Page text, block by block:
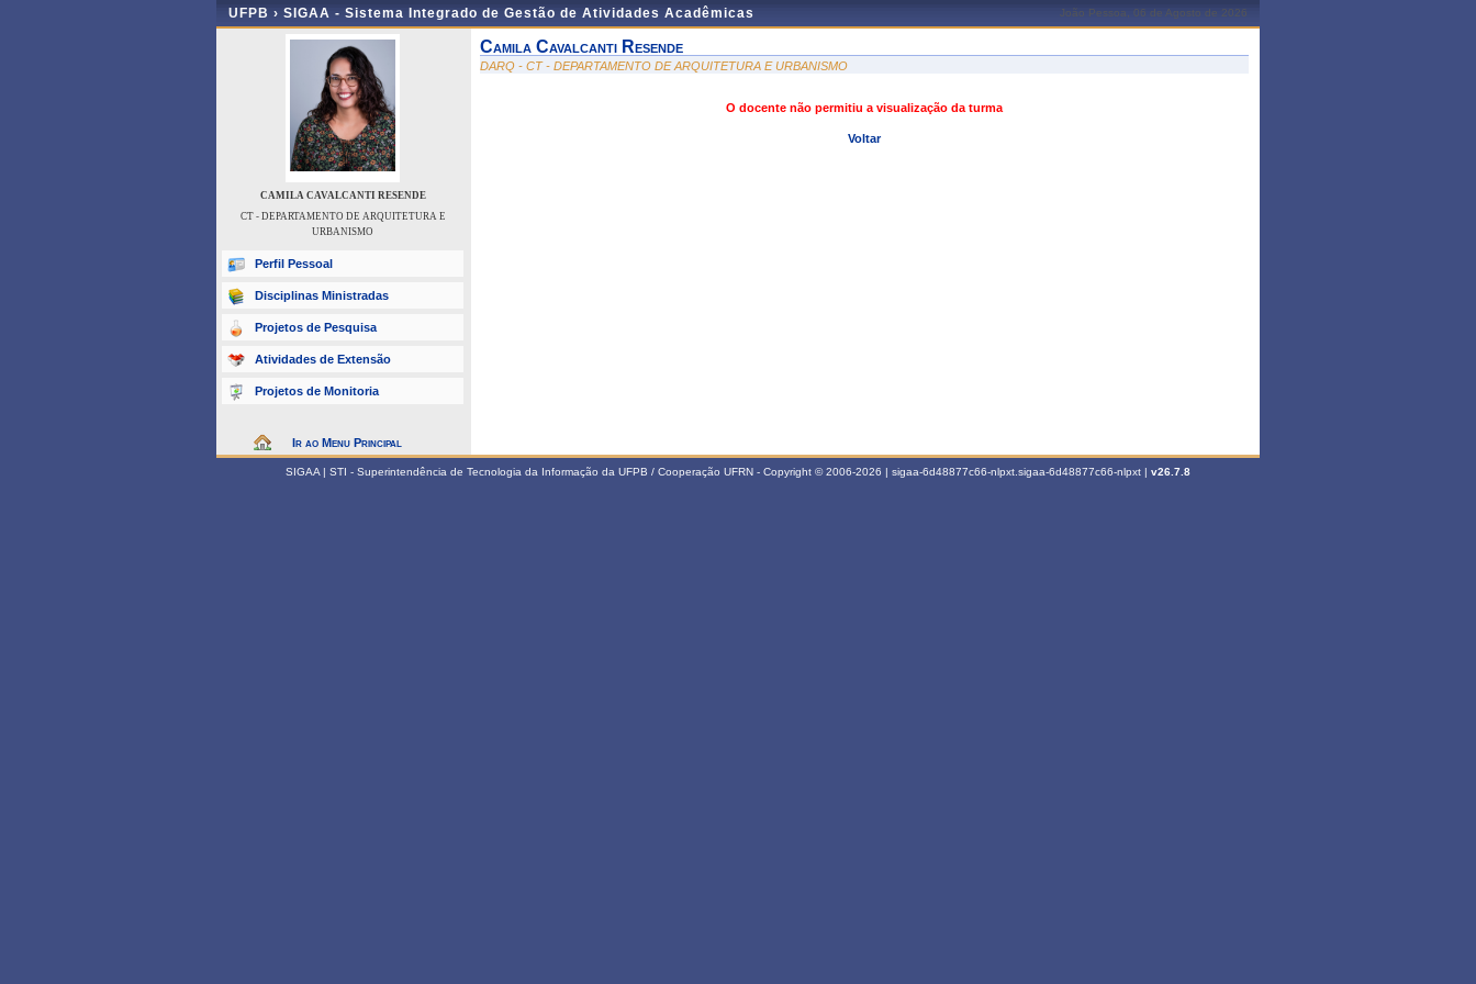
UFPB › SIGAA - Sistema Integrado de Gestão de Atividades Acadêmicas João Pessoa, 06 de Agosto de 2026
CAMILA CAVALCANTI RESENDE
CT - DEPARTAMENTO DE ARQUITETURA E
URBANISMO
Perfil Pessoal
Disciplinas Ministradas
Projetos de Pesquisa
Atividades de Extensão
Projetos de Monitoria
Ir ao Menu Principal
Camila Cavalcanti Resende
DARQ - CT - DEPARTAMENTO DE ARQUITETURA E URBANISMO
O docente não permitiu a visualização da turma
Voltar
SIGAA | STI - Superintendência de Tecnologia da Informação da UFPB / Cooperação UFRN - Copyright © 2006-2026 | sigaa-6d48877c66-nlpxt.sigaa-6d48877c66-nlpxt | v26.7.8